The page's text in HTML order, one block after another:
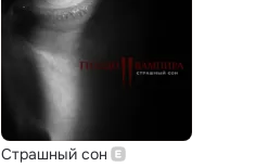
Страшный сон